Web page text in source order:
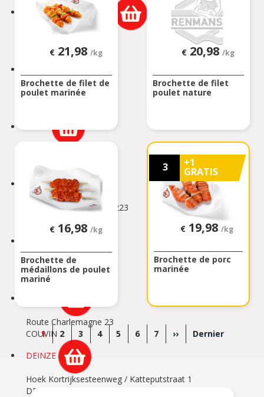
CHAUMONT GISTOUX
Chaussée de Huy 306
CHAUMONT-GISTOUX
Chaussée de Couvin 87
COUILLET
Avenue de Philippeville 223
Rue de Trazegnies 173
COURCELLES
Route Charlemagne 23
COUVIN
DEINZE
Hoek Kortrijksesteenweg / Katteputstraat 1
DEINZE
€ 21,98 /kg
Brochette de filet de
poulet marinée
€ 20,98 /kg
Brochette de filet
poulet nature
€ 16,98 /kg
Brochette de
médaillons de poulet
mariné
3 +1
GRATIS
€ 19,98 /kg
Brochette de porc
marinée
Pagination
Page
actuelle
1 Page
2 Page
3 Page
4 Page
5 Page
6 Page
7
Page
suivante
››
Dernière
Dernier